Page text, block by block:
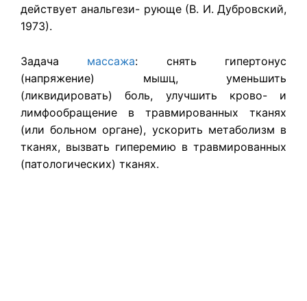
действует анальгези- рующе (В. И. Дубровский,
1973).
Задача массажа: снять гипертонус
(напряжение) мышц, уменьшить
(ликвидировать) боль, улучшить крово- и
лимфообращение в травмированных тканях
(или больном органе), ускорить метаболизм в
тканях, вызвать гиперемию в травмированных
(патологических) тканях.